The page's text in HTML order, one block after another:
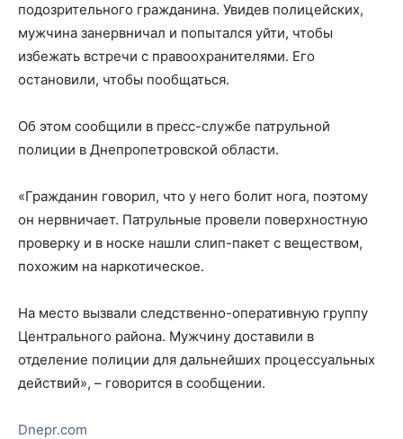
подозрительного гражданина. Увидев полицейских,
мужчина занервничал и попытался уйти, чтобы
избежать встречи с правоохранителями. Его
остановили, чтобы пообщаться.
Об этом сообщили в пресс-службе патрульной
полиции в Днепропетровской области.
«Гражданин говорил, что у него болит нога, поэтому
он нервничает. Патрульные провели поверхностную
проверку и в носке нашли слип-пакет с веществом,
похожим на наркотическое.
На место вызвали следственно-оперативную группу
Центрального района. Мужчину доставили в
отделение полиции для дальнейших процессуальных
действий», – говорится в сообщении.
Dnepr.com